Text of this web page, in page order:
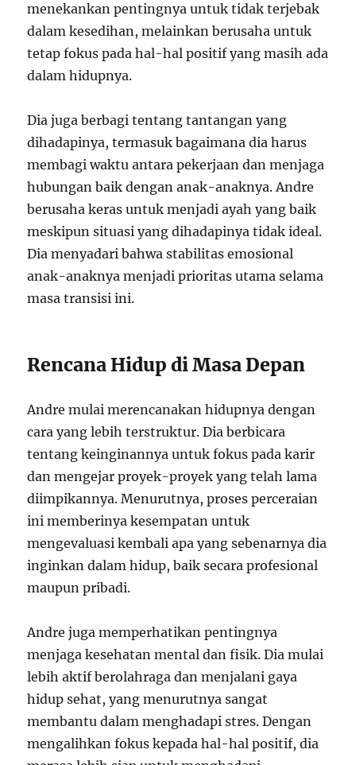
menekankan pentingnya untuk tidak terjebak
dalam kesedihan, melainkan berusaha untuk
tetap fokus pada hal-hal positif yang masih ada
dalam hidupnya.
Dia juga berbagi tentang tantangan yang
dihadapinya, termasuk bagaimana dia harus
membagi waktu antara pekerjaan dan menjaga
hubungan baik dengan anak-anaknya. Andre
berusaha keras untuk menjadi ayah yang baik
meskipun situasi yang dihadapinya tidak ideal.
Dia menyadari bahwa stabilitas emosional
anak-anaknya menjadi prioritas utama selama
masa transisi ini.
Rencana Hidup di Masa Depan
Andre mulai merencanakan hidupnya dengan
cara yang lebih terstruktur. Dia berbicara
tentang keinginannya untuk fokus pada karir
dan mengejar proyek-proyek yang telah lama
diimpikannya. Menurutnya, proses perceraian
ini memberinya kesempatan untuk
mengevaluasi kembali apa yang sebenarnya dia
inginkan dalam hidup, baik secara profesional
maupun pribadi.
Andre juga memperhatikan pentingnya
menjaga kesehatan mental dan fisik. Dia mulai
lebih aktif berolahraga dan menjalani gaya
hidup sehat, yang menurutnya sangat
membantu dalam menghadapi stres. Dengan
mengalihkan fokus kepada hal-hal positif, dia